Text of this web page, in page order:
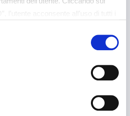
e può essere revocato in
desidera gestire le proprie
tasto “Dettagli” (accessibile in
del lucchetto disponibile in
policy/
. Per sapere di più sui
dei profughi